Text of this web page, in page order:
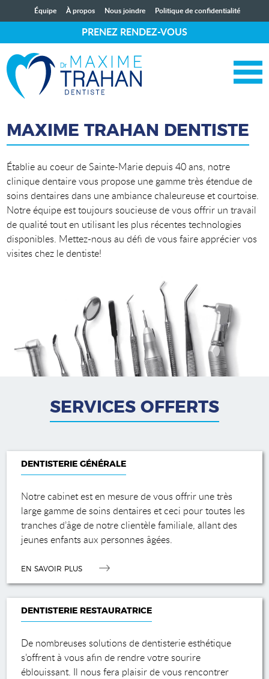
Équipe À propos Nous joindre Politique de confidentialité
PRENEZ RENDEZ-VOUS
×
Dentisterie générale
Dentisterie restauratrice
Endodontie
Implantologie
Traitements des gencives
MAXIME TRAHAN DENTISTE
Établie au coeur de Sainte-Marie depuis 40 ans, notre
clinique dentaire vous propose une gamme très étendue de
soins dentaires dans une ambiance chaleureuse et courtoise.
Notre équipe est toujours soucieuse de vous offrir un travail
de qualité tout en utilisant les plus récentes technologies
disponibles. Mettez-nous au défi de vous faire apprécier vos
visites chez le dentiste!
SERVICES OFFERTS
DENTISTERIE GÉNÉRALE
Notre cabinet est en mesure de vous offrir une très
large gamme de soins dentaires et ceci pour toutes les
tranches d’âge de notre clientèle familiale, allant des
jeunes enfants aux personnes âgées.
EN SAVOIR PLUS
DENTISTERIE RESTAURATRICE
De nombreuses solutions de dentisterie esthétique
s’offrent à vous afin de rendre votre sourire
éblouissant. Il nous fera plaisir de vous rencontrer